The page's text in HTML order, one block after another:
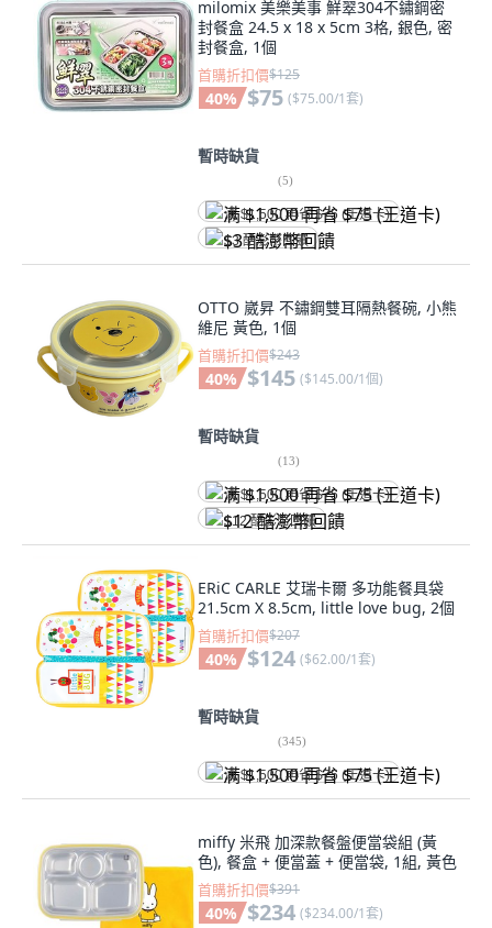
milomix 美樂美事 鮮翠304不鏽鋼密
封餐盒 24.5 x 18 x 5cm 3格, 銀色, 密
封餐盒, 1個
首購折扣價$125
40% $75 ($75.00/1套)
暫時缺貨
(5)
满 $1,500 再省 $75 (王道卡)
$3 酷澎幣回饋
OTTO 崴昇 不鏽鋼雙耳隔熱餐碗, 小熊
維尼 黃色, 1個
首購折扣價$243
40% $145 ($145.00/1個)
暫時缺貨
(13)
满 $1,500 再省 $75 (王道卡)
$12 酷澎幣回饋
ERiC CARLE 艾瑞卡爾 多功能餐具袋
21.5cm X 8.5cm, little love bug, 2個
首購折扣價$207
40% $124 ($62.00/1套)
暫時缺貨
(345)
满 $1,500 再省 $75 (王道卡)
miffy 米飛 加深款餐盤便當袋組 (黃
色), 餐盒 + 便當蓋 + 便當袋, 1組, 黃色
首購折扣價$391
40% $234 ($234.00/1套)